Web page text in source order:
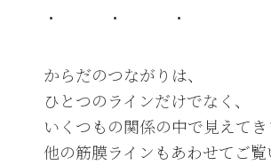
・ ・ ・
からだのつながりは、
ひとつのラインだけでなく、
いくつもの関係の中で見えてき
他の筋膜ラインもあわせてご覧